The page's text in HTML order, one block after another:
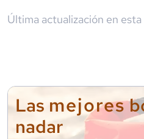
Última actualización en esta
Las mejores
nadar